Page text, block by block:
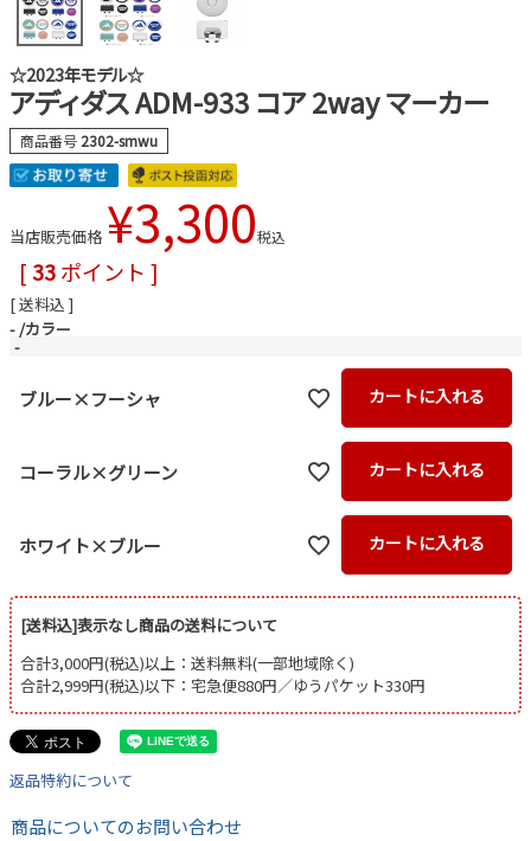
☆2023年モデル☆
アディダス ADM-933 コア 2way マーカー
商品番号 2302-smwu
当店販売価格 ¥3,300税込
[33ポイント ]
送料込
- カラー
-
ブルー×フーシャ カートに入れる
コーラル×グリーン カートに入れる
ホワイト×ブルー カートに入れる
[送料込]表示なし商品の送料について
合計3,000円(税込)以上：送料無料(一部地域除く)
合計2,999円(税込)以下：宅急便880円／ゆうパケット330円
返品特約について
商品についてのお問い合わせ